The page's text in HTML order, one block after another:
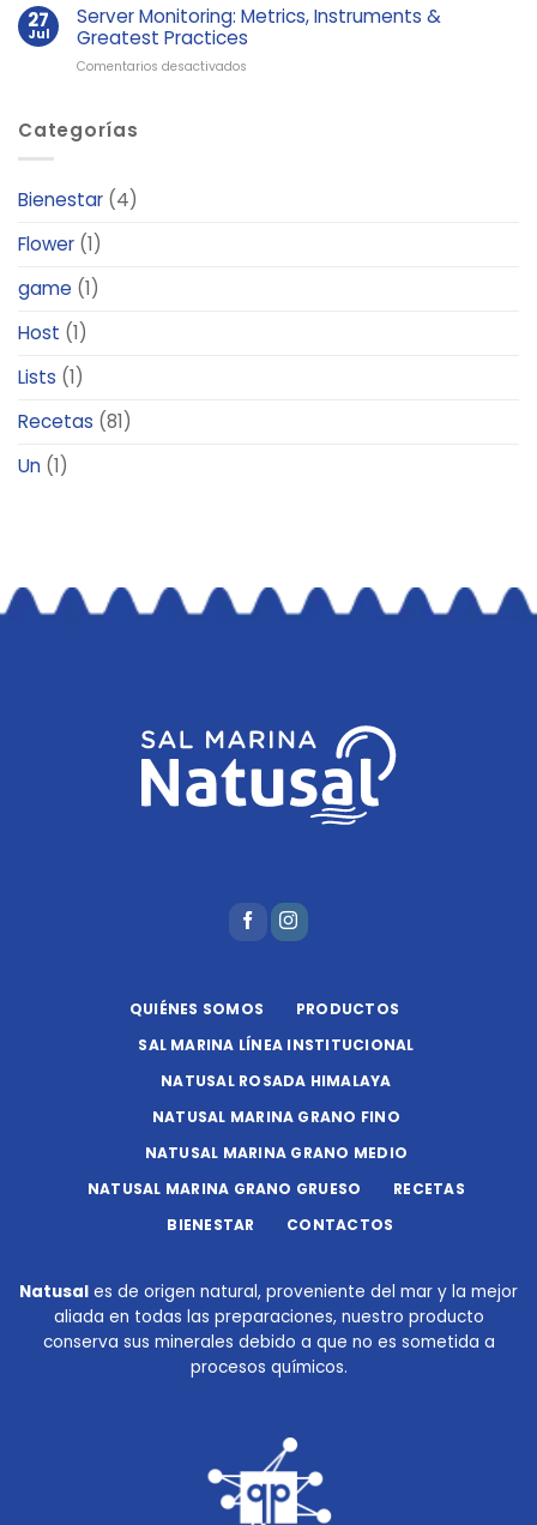
Pokies
Go
27
Jul
Server Monitoring: Metrics, Instruments &
Greatest Practices
Comentarios desactivados
Categorías
Bienestar (4)
Flower (1)
game (1)
Host (1)
Lists (1)
Recetas (81)
Un (1)
QUIÉNES SOMOS
PRODUCTOS
SAL MARINA LÍNEA INSTITUCIONAL
NATUSAL ROSADA HIMALAYA
NATUSAL MARINA GRANO FINO
NATUSAL MARINA GRANO MEDIO
NATUSAL MARINA GRANO GRUESO
RECETAS
BIENESTAR
CONTACTOS
Natusal es de origen natural, proveniente del mar y la mejor
aliada en todas las preparaciones, nuestro producto
conserva sus minerales debido a que no es sometida a
procesos químicos.